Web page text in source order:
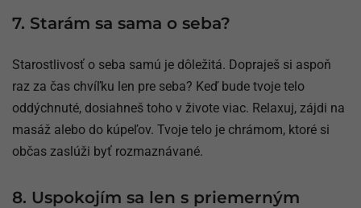
7. Starám sa sama o seba?
Starostlivosť o seba samú je dôležitá. Dopraješ si aspoň
raz za čas chvíľku len pre seba? Keď bude tvoje telo
oddýchnuté, dosiahneš toho v živote viac. Relaxuj, zájdi na
masáž alebo do kúpeľov. Tvoje telo je chrámom, ktoré si
občas zaslúži byť rozmaznávané.
8. Uspokojím sa len s priemerným